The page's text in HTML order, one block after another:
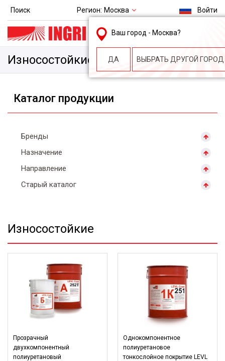
Поиск Регион: Москва
Ваш город - Москва?
ДА ВЫБРАТЬ ДРУГОЙ ГОРОД
Войти
msk@ingri.ru
пн. – пт.: 9.00-18.00
Износостойкие
Каталог продукции
Бренды
Назначение
Направление
Старый каталог
Износостойкие
Прозрачный
двухкомпонентный
полиуретановый
Однокомпонентное
полиуретановое
тонкослойное покрытие LEVL